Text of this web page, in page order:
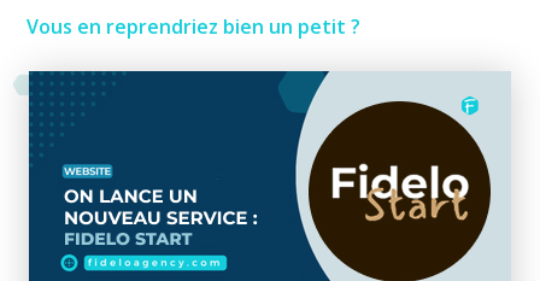
Vous en reprendriez bien un petit ?